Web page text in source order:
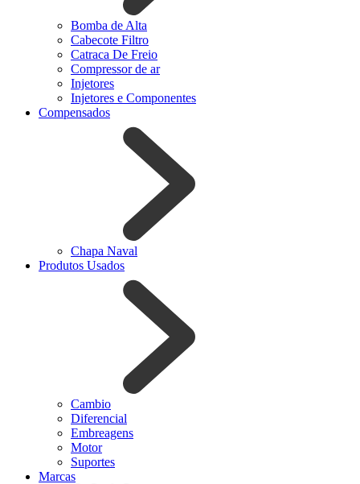
Bomba de Alta
Cabecote Filtro
Catraca De Freio
Compressor de ar
Injetores
Injetores e Componentes
Compensados
Chapa Naval
Produtos Usados
Cambio
Diferencial
Embreagens
Motor
Suportes
Marcas